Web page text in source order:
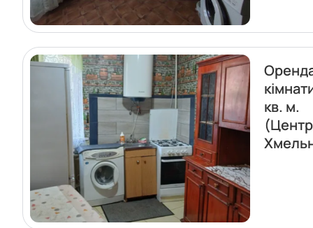
кв. м.